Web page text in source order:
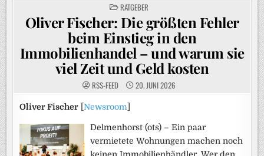
POSTED
IN
RATGEBER
Oliver Fischer: Die größten Fehler
beim Einstieg in den
Immobilienhandel – und warum sie
viel Zeit und Geld kosten
RSS-FEED 20. JUNI 2026
Oliver Fischer [Newsroom
Delmenhorst (ots) – Ein paar
vermietete Wohnungen machen noch